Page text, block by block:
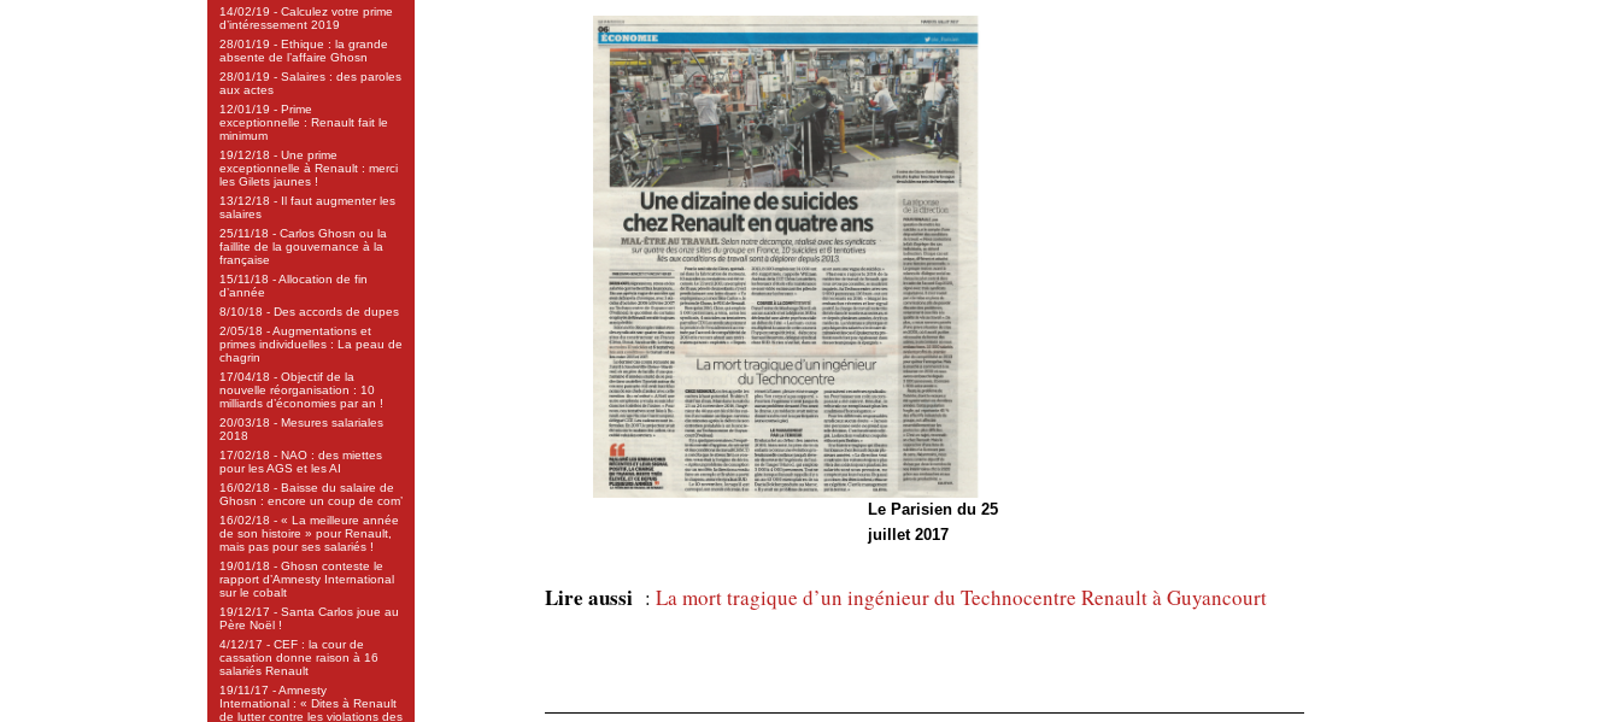
14/02/19 - Calculez votre prime
d’intéressement 2019
28/01/19 - Ethique : la grande
absente de l’affaire Ghosn
28/01/19 - Salaires : des paroles
aux actes
12/01/19 - Prime
exceptionnelle : Renault fait le
minimum
19/12/18 - Une prime
exceptionnelle à Renault : merci
les Gilets jaunes !
13/12/18 - Il faut augmenter les
salaires
25/11/18 - Carlos Ghosn ou la
faillite de la gouvernance à la
française
15/11/18 - Allocation de fin
d’année
8/10/18 - Des accords de dupes
2/05/18 - Augmentations et
primes individuelles : La peau de
chagrin
17/04/18 - Objectif de la
nouvelle réorganisation : 10
milliards d’économies par an !
20/03/18 - Mesures salariales
2018
17/02/18 - NAO : des miettes
pour les AGS et les AI
16/02/18 - Baisse du salaire de
Ghosn : encore un coup de com’
16/02/18 - « La meilleure année
de son histoire » pour Renault,
mais pas pour ses salariés !
19/01/18 - Ghosn conteste le
rapport d’Amnesty International
sur le cobalt
19/12/17 - Santa Carlos joue au
Père Noël !
4/12/17 - CEF : la cour de
cassation donne raison à 16
salariés Renault
19/11/17 - Amnesty
International : « Dites à Renault
de lutter contre les violations des
Le Parisien du 25
juillet 2017
Lire aussi : La mort tragique d’un ingénieur du Technocentre Renault à Guyancourt